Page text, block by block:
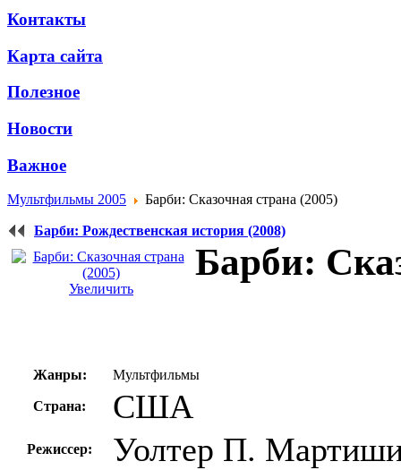
Контакты
Карта сайта
Полезное
Новости
Важное
Мультфильмы 2005 Барби: Сказочная страна (2005)
Барби: Рождественская история (2008)
Увеличить
Барби:
Жанры: Мультфильмы
Страна: США
Режиссер: Уолтер П.